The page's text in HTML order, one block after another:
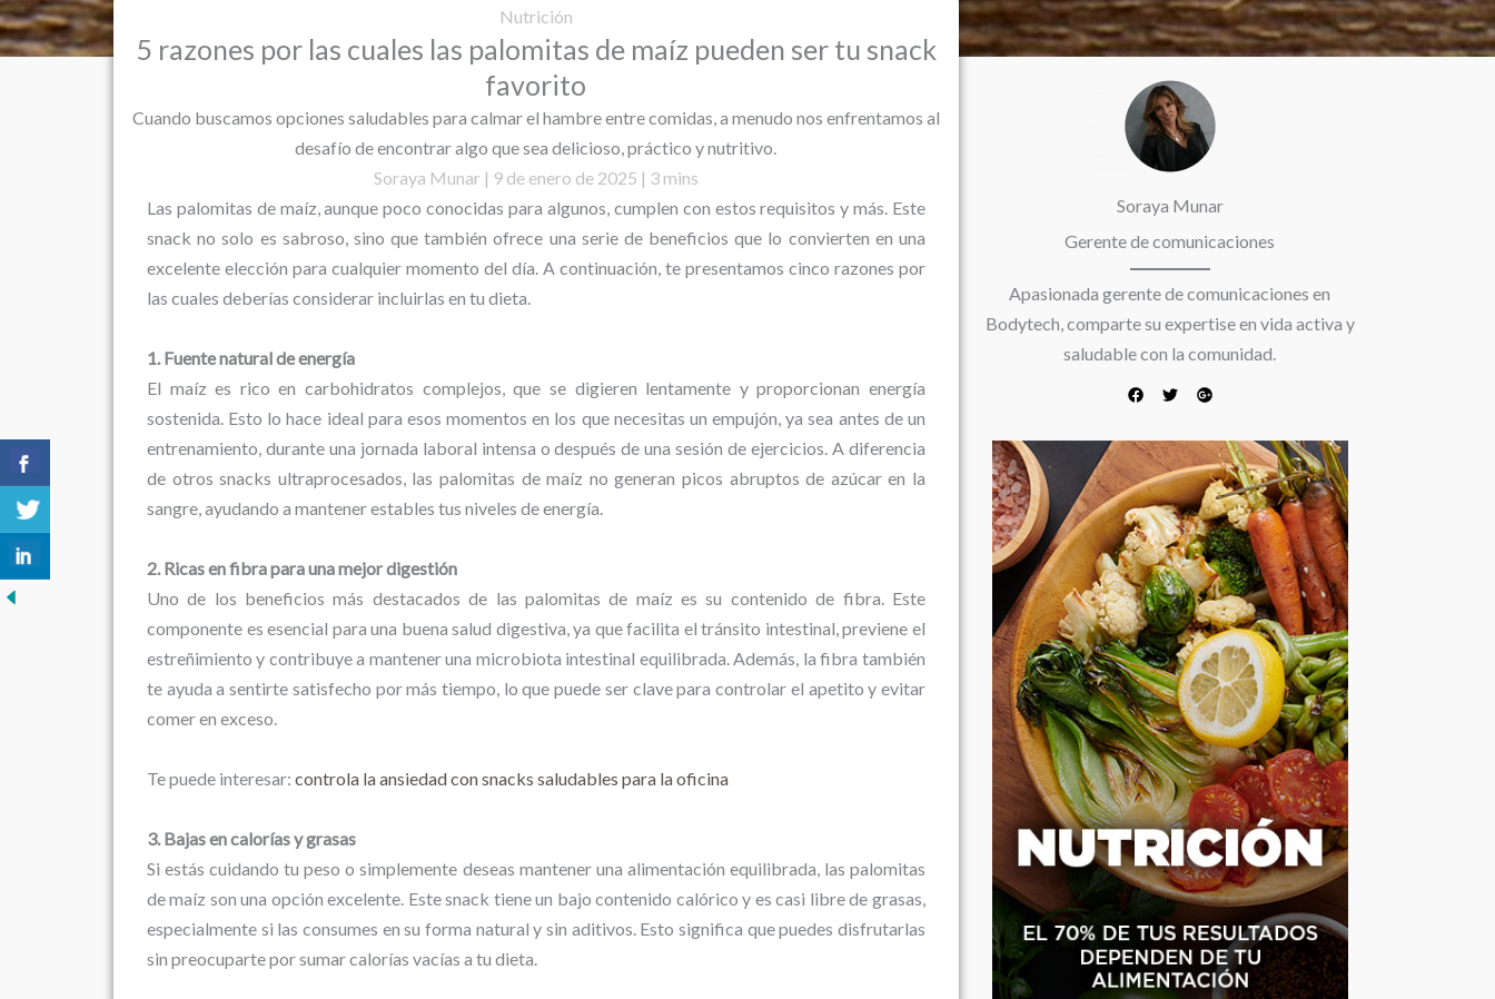
Nutrición
5 razones por las cuales las palomitas de maíz pueden ser tu snack
favorito
Cuando buscamos opciones saludables para calmar el hambre entre comidas, a menudo nos enfrentamos al
desafío de encontrar algo que sea delicioso, práctico y nutritivo.
Soraya Munar | 9 de enero de 2025 | 3 mins
Las palomitas de maíz, aunque poco conocidas para algunos, cumplen con estos requisitos y más. Este
snack no solo es sabroso, sino que también ofrece una serie de beneficios que lo convierten en una
excelente elección para cualquier momento del día. A continuación, te presentamos cinco razones por
las cuales deberías considerar incluirlas en tu dieta.
1. Fuente natural de energía
El maíz es rico en carbohidratos complejos, que se digieren lentamente y proporcionan energía
sostenida. Esto lo hace ideal para esos momentos en los que necesitas un empujón, ya sea antes de un
entrenamiento, durante una jornada laboral intensa o después de una sesión de ejercicios. A diferencia
de otros snacks ultraprocesados, las palomitas de maíz no generan picos abruptos de azúcar en la
sangre, ayudando a mantener estables tus niveles de energía.
2. Ricas en fibra para una mejor digestión
Uno de los beneficios más destacados de las palomitas de maíz es su contenido de fibra. Este
componente es esencial para una buena salud digestiva, ya que facilita el tránsito intestinal, previene el
estreñimiento y contribuye a mantener una microbiota intestinal equilibrada. Además, la fibra también
te ayuda a sentirte satisfecho por más tiempo, lo que puede ser clave para controlar el apetito y evitar
comer en exceso.
Te puede interesar: controla la ansiedad con snacks saludables para la oficina
3. Bajas en calorías y grasas
Si estás cuidando tu peso o simplemente deseas mantener una alimentación equilibrada, las palomitas
de maíz son una opción excelente. Este snack tiene un bajo contenido calórico y es casi libre de grasas,
especialmente si las consumes en su forma natural y sin aditivos. Esto significa que puedes disfrutarlas
sin preocuparte por sumar calorías vacías a tu dieta.
Soraya Munar
Gerente de comunicaciones
Apasionada gerente de comunicaciones en
Bodytech, comparte su expertise en vida activa y
saludable con la comunidad.
F
a
b
o
T
w
i
t
t
r
o
g
l
e
l
s